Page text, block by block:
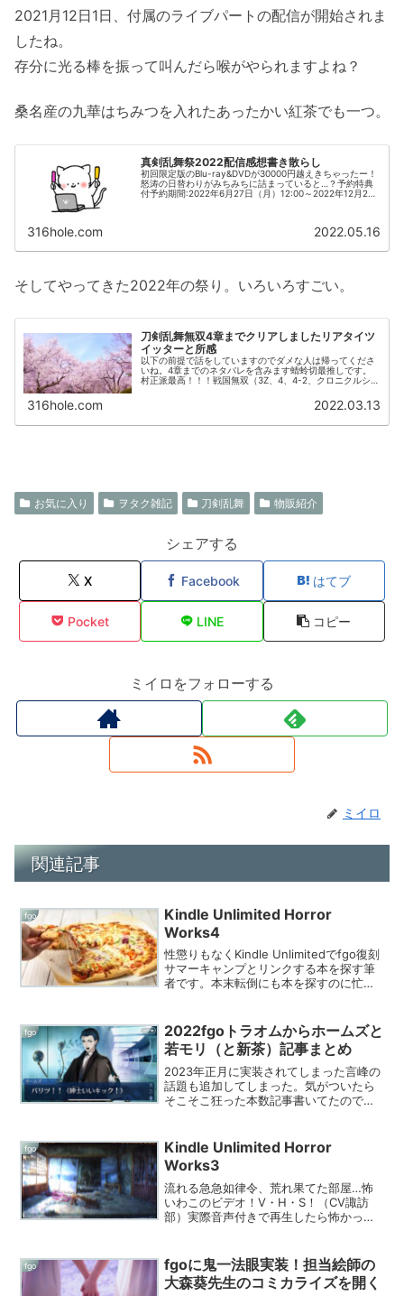
2021月12日1日、付属のライブパートの配信が開始されま
したね。
存分に光る棒を振って叫んだら喉がやられますよね？
桑名産の九華はちみつを入れたあったかい紅茶でも一つ。
真剣乱舞祭2022配信感想書き散らし
初回限定版のBlu-ray&DVDが30000円越えきちゃったー！
怒涛の日替わりがみちみちに詰まっていると…？予約特典
付予約期間:2022年6月27日（月）12:00～2022年12月26
316hole.com 2022.05.16
そしてやってきた2022年の祭り。いろいろすごい。
刀剣乱舞無双4章までクリアしましたリアタイツ
イッターと所感
以下の前提で話をしていますのでダメな人は帰ってくださ
いね。4章までのネタバレを含みます蜻蛉切最推しです。
村正派最高！！！戦国無双（3Z、4、4-2、クロニクルシリ
316hole.com 2022.03.13
お気に入り ヲタク雑記 刀剣乱舞 物販紹介
シェアする
X Facebook はてブ
Pocket LINE コピー
ミイロをフォローする
ミイロ
関連記事
fgo
Kindle Unlimited Horror
Works4
性懲りもなくKindle Unlimitedでfgo復刻
サマーキャンプとリンクする本を探す筆
者です。本末転倒にも本を探すのに忙し
Kindle Unlimitedで夜更...
fgo
2022fgoトラオムからホームズと
若モリ（と新茶）記事まとめ
2023年正月に実装されてしまった言峰の
話題も追加してしまった。気がついたら
そこそこ狂った本数記事書いてたのでま
なってしまってるぞうわあ。それだけ効
いたぞトラオムのホ...
fgo
Kindle Unlimited Horror
Works3
流れる急急如律令、荒れ果てた部屋…怖
いわこのビデオ！V・H・S！（CV諏訪
部）実際音声付きで再生したら怖かった
ね。ブレてるところをあえて載せてしま
いました。生活した痕跡の...
fgo
fgoに鬼一法眼実装！担当絵師の
大森葵先生のコミカライズを開く